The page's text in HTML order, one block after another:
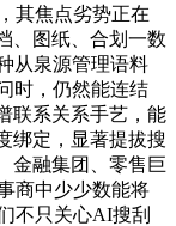
其焦点劣势正在
、图纸、合划一数
从泉源管理语料
时，仍然能连结
联系关系手艺，能
绑定，显著提拔搜
金融集团、零售巨
商中少少数能将
不只关心AI搜刮